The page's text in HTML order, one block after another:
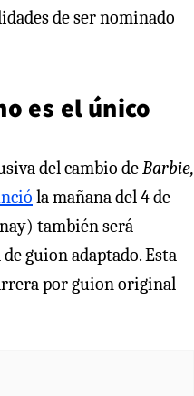
de ser nominado
es el único
del cambio deBarbie,
la mañana del 4 de
también será
guion adaptado. Esta
por guion original